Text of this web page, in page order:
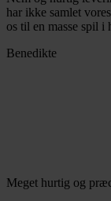
har ikke samlet
os til en masse spil i
Benedikte
Meget hurtig og